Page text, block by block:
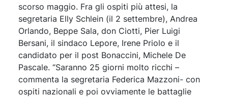
scorso maggio. Fra gli ospiti più attesi, la
segretaria Elly Schlein (il 2 settembre), Andrea
Orlando, Beppe Sala, don Ciotti, Pier Luigi
Bersani, il sindaco Lepore, Irene Priolo e il
candidato per il post Bonaccini, Michele De
Pascale. “Saranno 25 giorni molto ricchi –
commenta la segretaria Federica Mazzoni- con
ospiti nazionali e poi ovviamente le battaglie